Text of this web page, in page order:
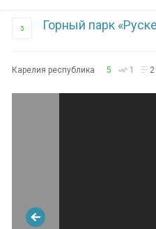
3 Горный парк
Карелия республика 5 1 2